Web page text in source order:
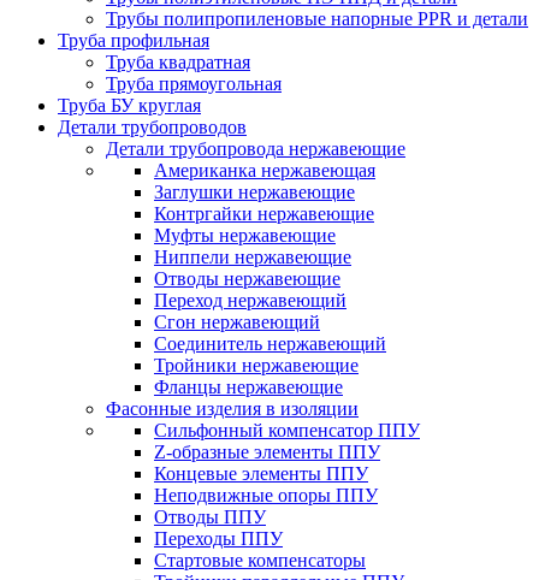
Трубы полипропиленовые напорные PPR и детали
Труба профильная
Труба квадратная
Труба прямоугольная
Труба БУ круглая
Детали трубопроводов
Детали трубопровода нержавеющие
Американка нержавеющая
Заглушки нержавеющие
Контргайки нержавеющие
Муфты нержавеющие
Ниппели нержавеющие
Отводы нержавеющие
Переход нержавеющий
Сгон нержавеющий
Соединитель нержавеющий
Тройники нержавеющие
Фланцы нержавеющие
Фасонные изделия в изоляции
Cильфонный компенсатор ППУ
Z-образные элементы ППУ
Концевые элементы ППУ
Неподвижные опоры ППУ
Отводы ППУ
Переходы ППУ
Стартовые компенсаторы